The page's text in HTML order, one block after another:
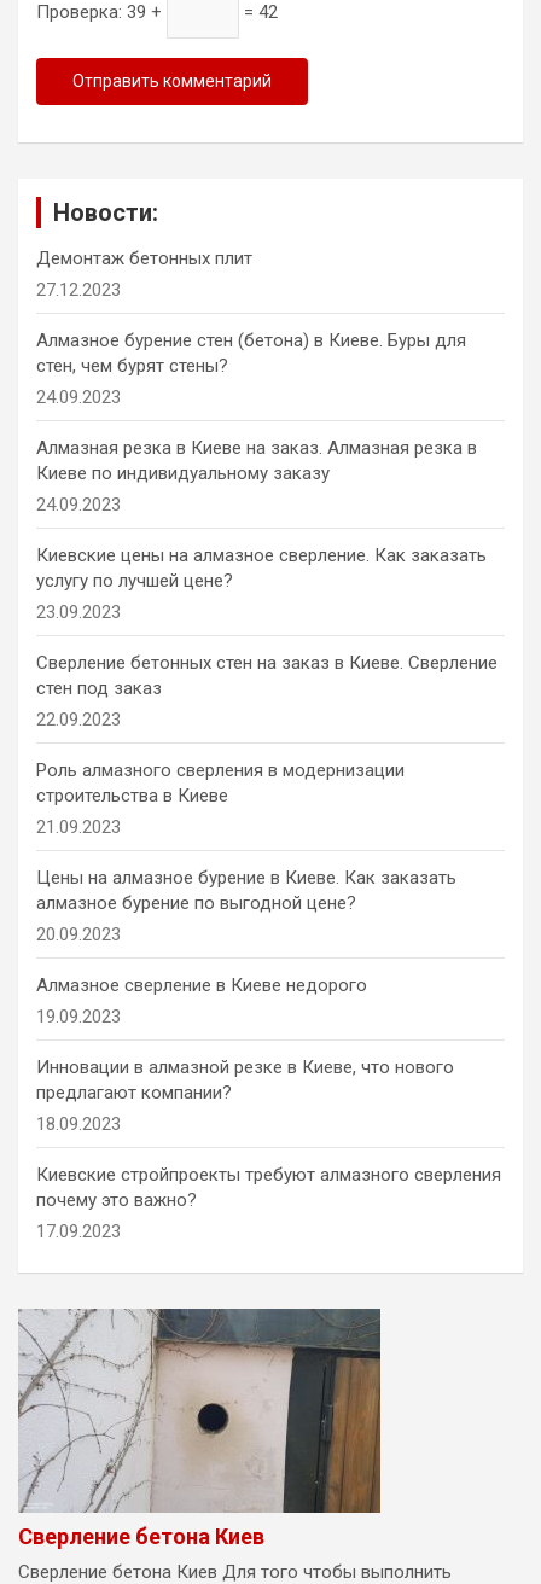
Проверка: 39 + = 42
Новости:
Демонтаж бетонных плит
27.12.2023
Алмазное бурение стен (бетона) в Киеве. Буры для
стен, чем бурят стены?
24.09.2023
Алмазная резка в Киеве на заказ. Алмазная резка в
Киеве по индивидуальному заказу
24.09.2023
Киевские цены на алмазное сверление. Как заказать
услугу по лучшей цене?
23.09.2023
Сверление бетонных стен на заказ в Киеве. Сверление
стен под заказ
22.09.2023
Роль алмазного сверления в модернизации
строительства в Киеве
21.09.2023
Цены на алмазное бурение в Киеве. Как заказать
алмазное бурение по выгодной цене?
20.09.2023
Алмазное сверление в Киеве недорого
19.09.2023
Инновации в алмазной резке в Киеве, что нового
предлагают компании?
18.09.2023
Киевские стройпроекты требуют алмазного сверления
почему это важно?
17.09.2023
Сверление бетона Киев
Сверление бетона Киев Для того чтобы выполнить